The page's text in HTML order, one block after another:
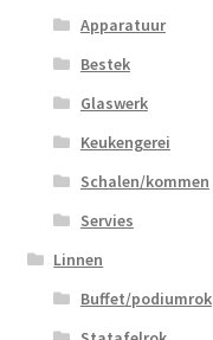
Apparatuur
Bestek
Glaswerk
Keukengerei
Schalen/kommen
Servies
Linnen
Buffet/podiumrok